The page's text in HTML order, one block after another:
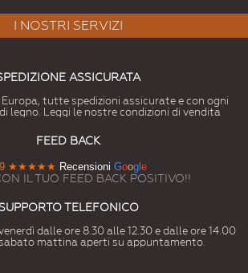
I NOSTRI SERVIZI
ASSICURATA
tutte spedizioni assicurate e con ogni
legno. Leggi le nostre condizioni di vendita
FEED BACK
★★★★★ Recensioni Googl e
IL TUO FEED BACK POSITIVO!!
TELEFONICO
dalle ore 8.30 alle 12.30 e dalle ore 14.00
mattina aperti su appuntamento.